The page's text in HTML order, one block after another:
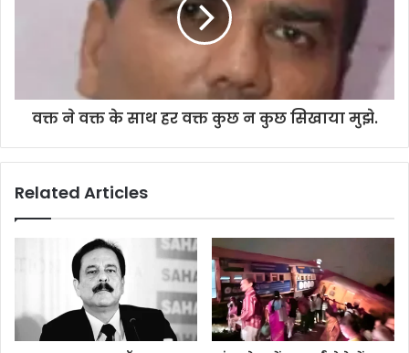
वक्त ने वक्त के साथ हर वक्त कुछ न कुछ सिखाया मुझे.
Related Articles